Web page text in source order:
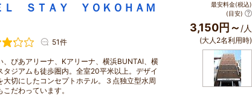
Ｌ ＳＴＡＹ ＹＯＫＯＨＡＭ
51件
、ぴあアリーナ、Kアリーナ、横浜BUNTAI、横
タジアムも徒歩圏内。全室20平米以上。デザイ
大切にしたコンセプトホテル。３点独立型水周
こだわっています。
最安料金(税込)
(目安)
3,150円～ /人
(大人2名利用時)